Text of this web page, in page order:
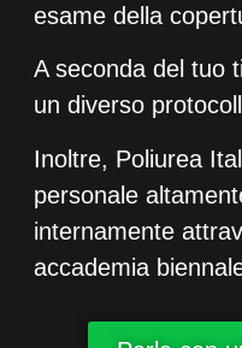
esame della
A seconda del tuo
un diverso
Inoltre, Poliurea
personale
internamente
accademia